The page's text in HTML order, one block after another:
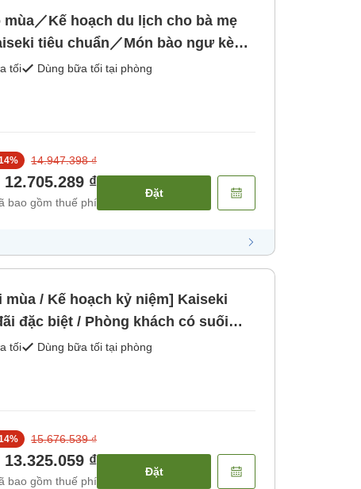
／Kế hoạch du lịch cho bà mẹ
tiêu chuẩn／Món bào ngư kèm
chế biến／Phòng khách với suối
tối
Dùng bữa tối tại phòng
% 14.947.398 ₫
12.705.289 ₫
bao gồm thuế phí
Đặt
mùa / Kế hoạch kỷ niệm] Kaiseki
đặc biệt / Phòng khách có suối
tắm ngoài trời và bồn tắm trong
tối
Dùng bữa tối tại phòng
% 15.676.539 ₫
13.325.059 ₫
bao gồm thuế phí
Đặt